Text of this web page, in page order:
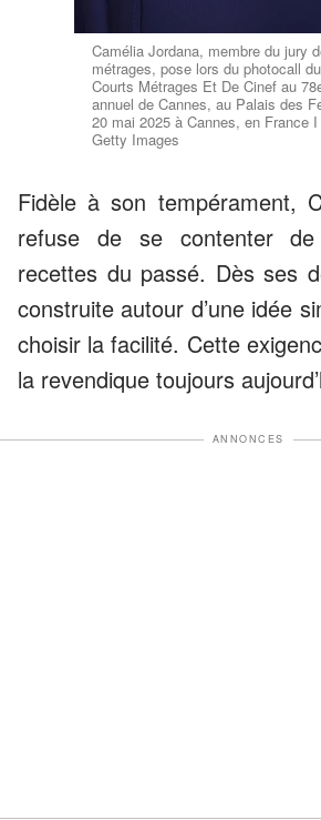
Camélia Jordana, membre du jury
métrages, pose lors du photocall
Courts Métrages Et De Cinef au
annuel de Cannes, au Palais des
20 mai 2025 à Cannes, en France
Getty Images
Fidèle à son tempérament,
refuse de se contenter
recettes du passé. Dès ses
construite autour d’une idée
choisir la facilité. Cette
la revendique toujours
ANNONCES